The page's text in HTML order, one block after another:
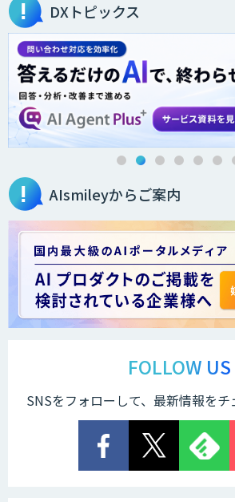
BizteX cobit
JobAuto
FEEDER（フィーダー
DXトピックス
AIsmileyからご案内
FOLLOW US
SNSをフォローして、最新情報をチ